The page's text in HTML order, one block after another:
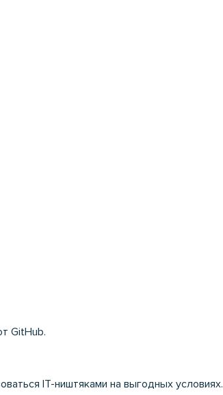
GitHub.
IT-ништяками на выгодных условиях.